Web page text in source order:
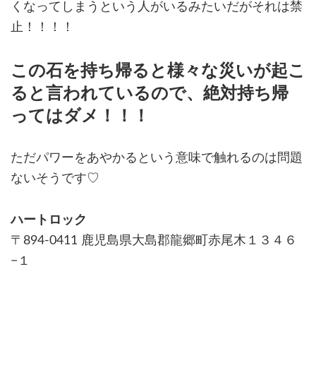
くなってしまうという人がいるみたいだがそれは禁
止！！！！
この石を持ち帰ると様々な災いが起こ
ると言われているので、絶対持ち帰
ってはダメ！！！
ただパワーをあやかるという意味で触れるのは問題
ないそうです♡
ハートロック
〒894-0411 鹿児島県大島郡龍郷町赤尾木１３４６
−１